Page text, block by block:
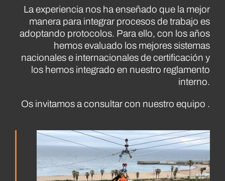
La experiencia nos ha enseñado que la mejor
manera para integrar procesos de trabajo es
adoptando protocolos. Para ello, con los años
hemos evaluado los mejores sistemas
nacionales e internacionales de certificación y
los hemos integrado en nuestro reglamento
interno.
Os invitamos a consultar con nuestro equipo .